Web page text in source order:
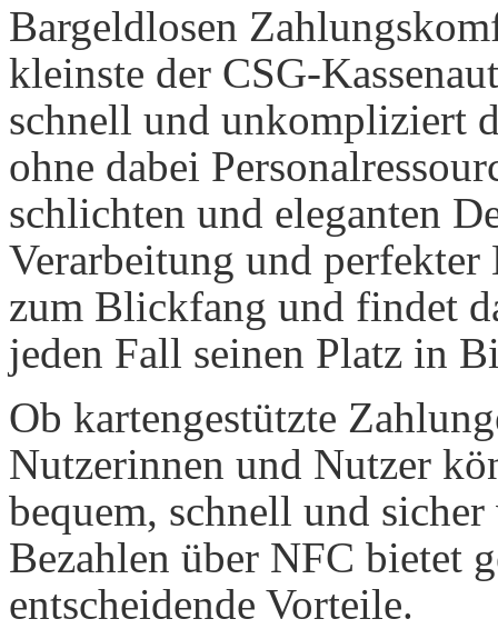
Bargeldlosen
kleinste der CSG-
schnell und unkompliziert
ohne dabei
schlichten und eleganten
Verarbeitung und
zum Blickfang und findet
jeden Fall seinen Platz in
Ob kartengestützte
Nutzerinnen und Nutzer
bequem, schnell und
Bezahlen über NFC bietet
entscheidende Vorteile.